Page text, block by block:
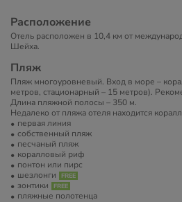
Расположение
Отель расположен в 10,4 км от
Шейха.
Пляж
Пляж многоуровневый. Вход в море –
метров, стационарный – 15 метров).
Длина пляжной полосы – 350 м.
Недалеко от пляжа отеля находится
первая линия
собственный пляж
песчаный пляж
коралловый риф
понтон или пирс
шезлонги
зонтики
пляжные полотенца